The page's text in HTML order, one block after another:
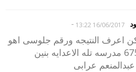
16/06/2017 13:22
-
اعرف النتيجه ورقم جلوسى اهو
بنين
عرابى